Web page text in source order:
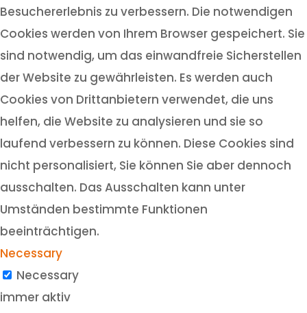
Besuchererlebnis zu verbessern. Die notwendigen
Cookies werden von Ihrem Browser gespeichert. Sie
sind notwendig, um das einwandfreie Sicherstellen
der Website zu gewährleisten. Es werden auch
Cookies von Drittanbietern verwendet, die uns
helfen, die Website zu analysieren und sie so
laufend verbessern zu können. Diese Cookies sind
nicht personalisiert, Sie können Sie aber dennoch
ausschalten. Das Ausschalten kann unter
Umständen bestimmte Funktionen
beeinträchtigen.
Necessary
Necessary
immer aktiv